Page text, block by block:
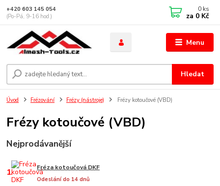
Menu
Hledat
+420 603 145 054
(Po-Pá, 9-16 hod.)
0 ks
za 0 Kč
Úvod Frézování Frézy (nástroje) Frézy kotoučové (VBD)
Frézy kotoučové (VBD)
Nejprodávanější
1. Fréza kotoučová DKF
Odeslání do 14 dnů